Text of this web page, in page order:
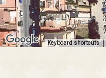
Keyboard shortcuts